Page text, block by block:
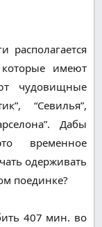
имеют
чудовищные
“Севилья”,
Дабы
временное
одерживать
поединке?
407 мин. во